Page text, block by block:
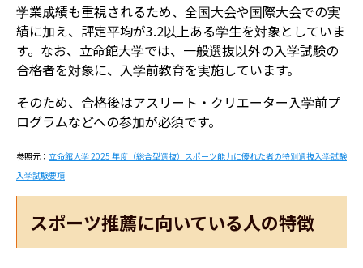
学業成績も重視されるため、全国大会や国際大会での実
績に加え、評定平均が3.2以上ある学生を対象としていま
す。 なお、立命館大学では、一般選抜以外の入学試験の
合格者を対象に、入学前教育を実施しています。
そのため、合格後はアスリート・クリエーター入学前プ
ログラムなどへの参加が必須です。
参照元： 立命館大学 2025 年度（総合型選抜）スポーツ能力に優れた者の特別選抜入学試験
入学試験要項
スポーツ推薦に向いている人の特徴